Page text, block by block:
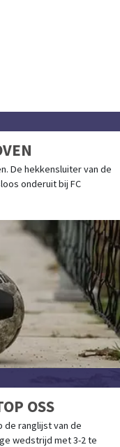
De hekkensluiter van de
onderuit bij FC
OSS
de ranglijst van de
wedstrijd met 3-2 te